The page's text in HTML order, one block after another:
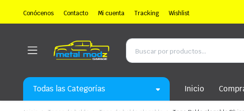
Conócenos Contacto Mi cuenta Tracking Wishlist
Todas las Categorías Inicio